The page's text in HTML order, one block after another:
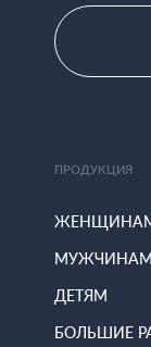
ПРОДУКЦИЯ
МУЖЧИНАМ
ДЕТЯМ
БОЛЬШИЕ